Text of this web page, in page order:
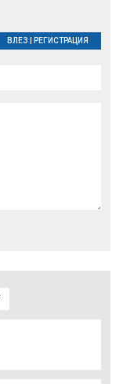
ВЛЕЗ РЕГИСТРАЦИЯ